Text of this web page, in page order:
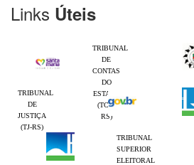
Links Úteis
TRIBUNAL
DE
CONTAS
DO
ESTADO
(TCE-
RS)
TRIBUNAL
DE
JUSTIÇA
(TJ-RS)
TRIBUNAL
SUPERIOR
ELEITORAL